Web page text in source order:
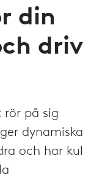
din
driv
rör på sig
dynamiska
och har kul